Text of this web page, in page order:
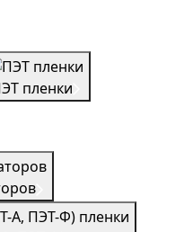
пленки